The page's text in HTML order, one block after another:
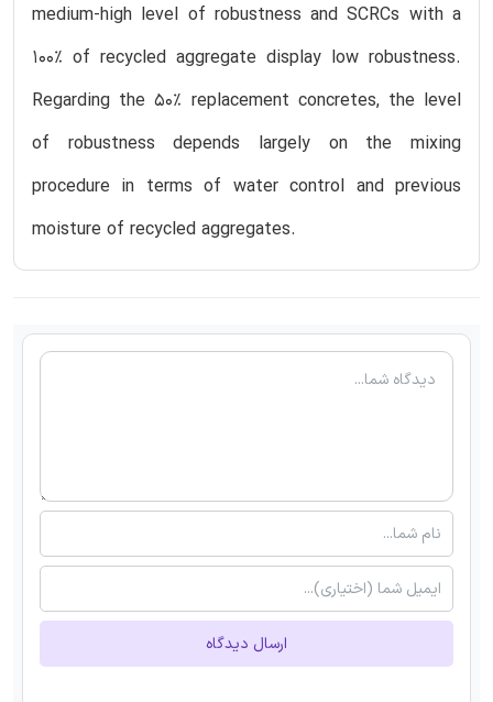
medium-high level of robustness and SCRCs with a
100% of recycled aggregate display low robustness.
Regarding the 50% replacement concretes, the level
of robustness depends largely on the mixing
procedure in terms of water control and previous
moisture of recycled aggregates.
ارسال دیدگاه